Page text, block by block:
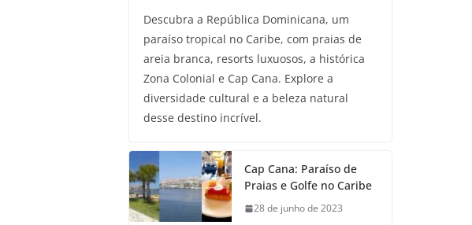
Descubra a República Dominicana, um
paraíso tropical no Caribe, com praias de
areia branca, resorts luxuosos, a histórica
Zona Colonial e Cap Cana. Explore a
diversidade cultural e a beleza natural
desse destino incrível.
Cap Cana: Paraíso de
Praias e Golfe no Caribe
28 de junho de 2023